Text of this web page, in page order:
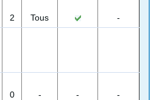
2 Tous -
0 - - -